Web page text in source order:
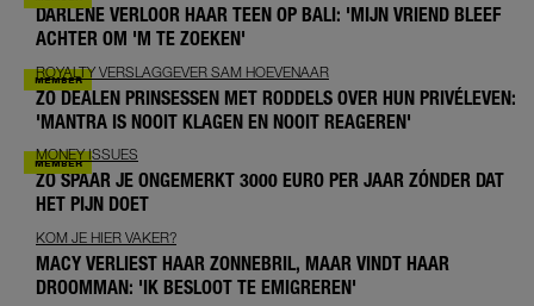
DARLENE VERLOOR HAAR TEEN OP BALI: 'MIJN VRIEND BLEEF
ACHTER OM 'M TE ZOEKEN'
ROYALTY VERSLAGGEVER SAM HOEVENAAR
ZO DEALEN PRINSESSEN MET RODDELS OVER HUN PRIVÉLEVEN:
'MANTRA IS NOOIT KLAGEN EN NOOIT REAGEREN'
MONEY ISSUES
ZO SPAAR JE ONGEMERKT 3000 EURO PER JAAR ZÓNDER DAT
HET PIJN DOET
KOM JE HIER VAKER?
MACY VERLIEST HAAR ZONNEBRIL, MAAR VINDT HAAR
DROOMMAN: 'IK BESLOOT TE EMIGREREN'